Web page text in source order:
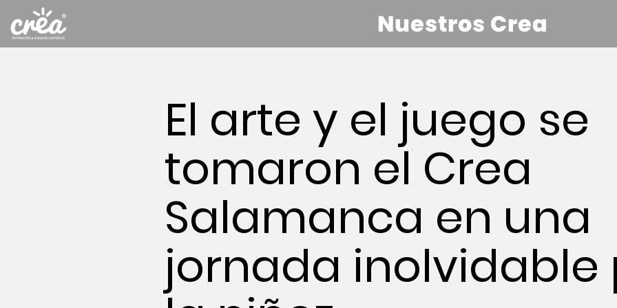
Nuestros Crea
El arte y el juego se
tomaron el Crea
Salamanca en una
jornada inolvidable